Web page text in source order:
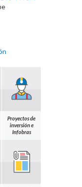
Proyectos de
inversión e
Infobras